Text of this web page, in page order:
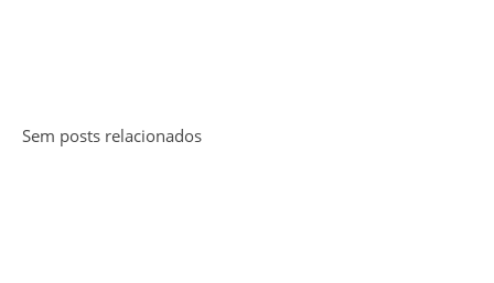
Sem posts relacionados